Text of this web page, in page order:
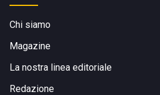
Chi siamo
Magazine
La nostra linea editoriale
Redazione